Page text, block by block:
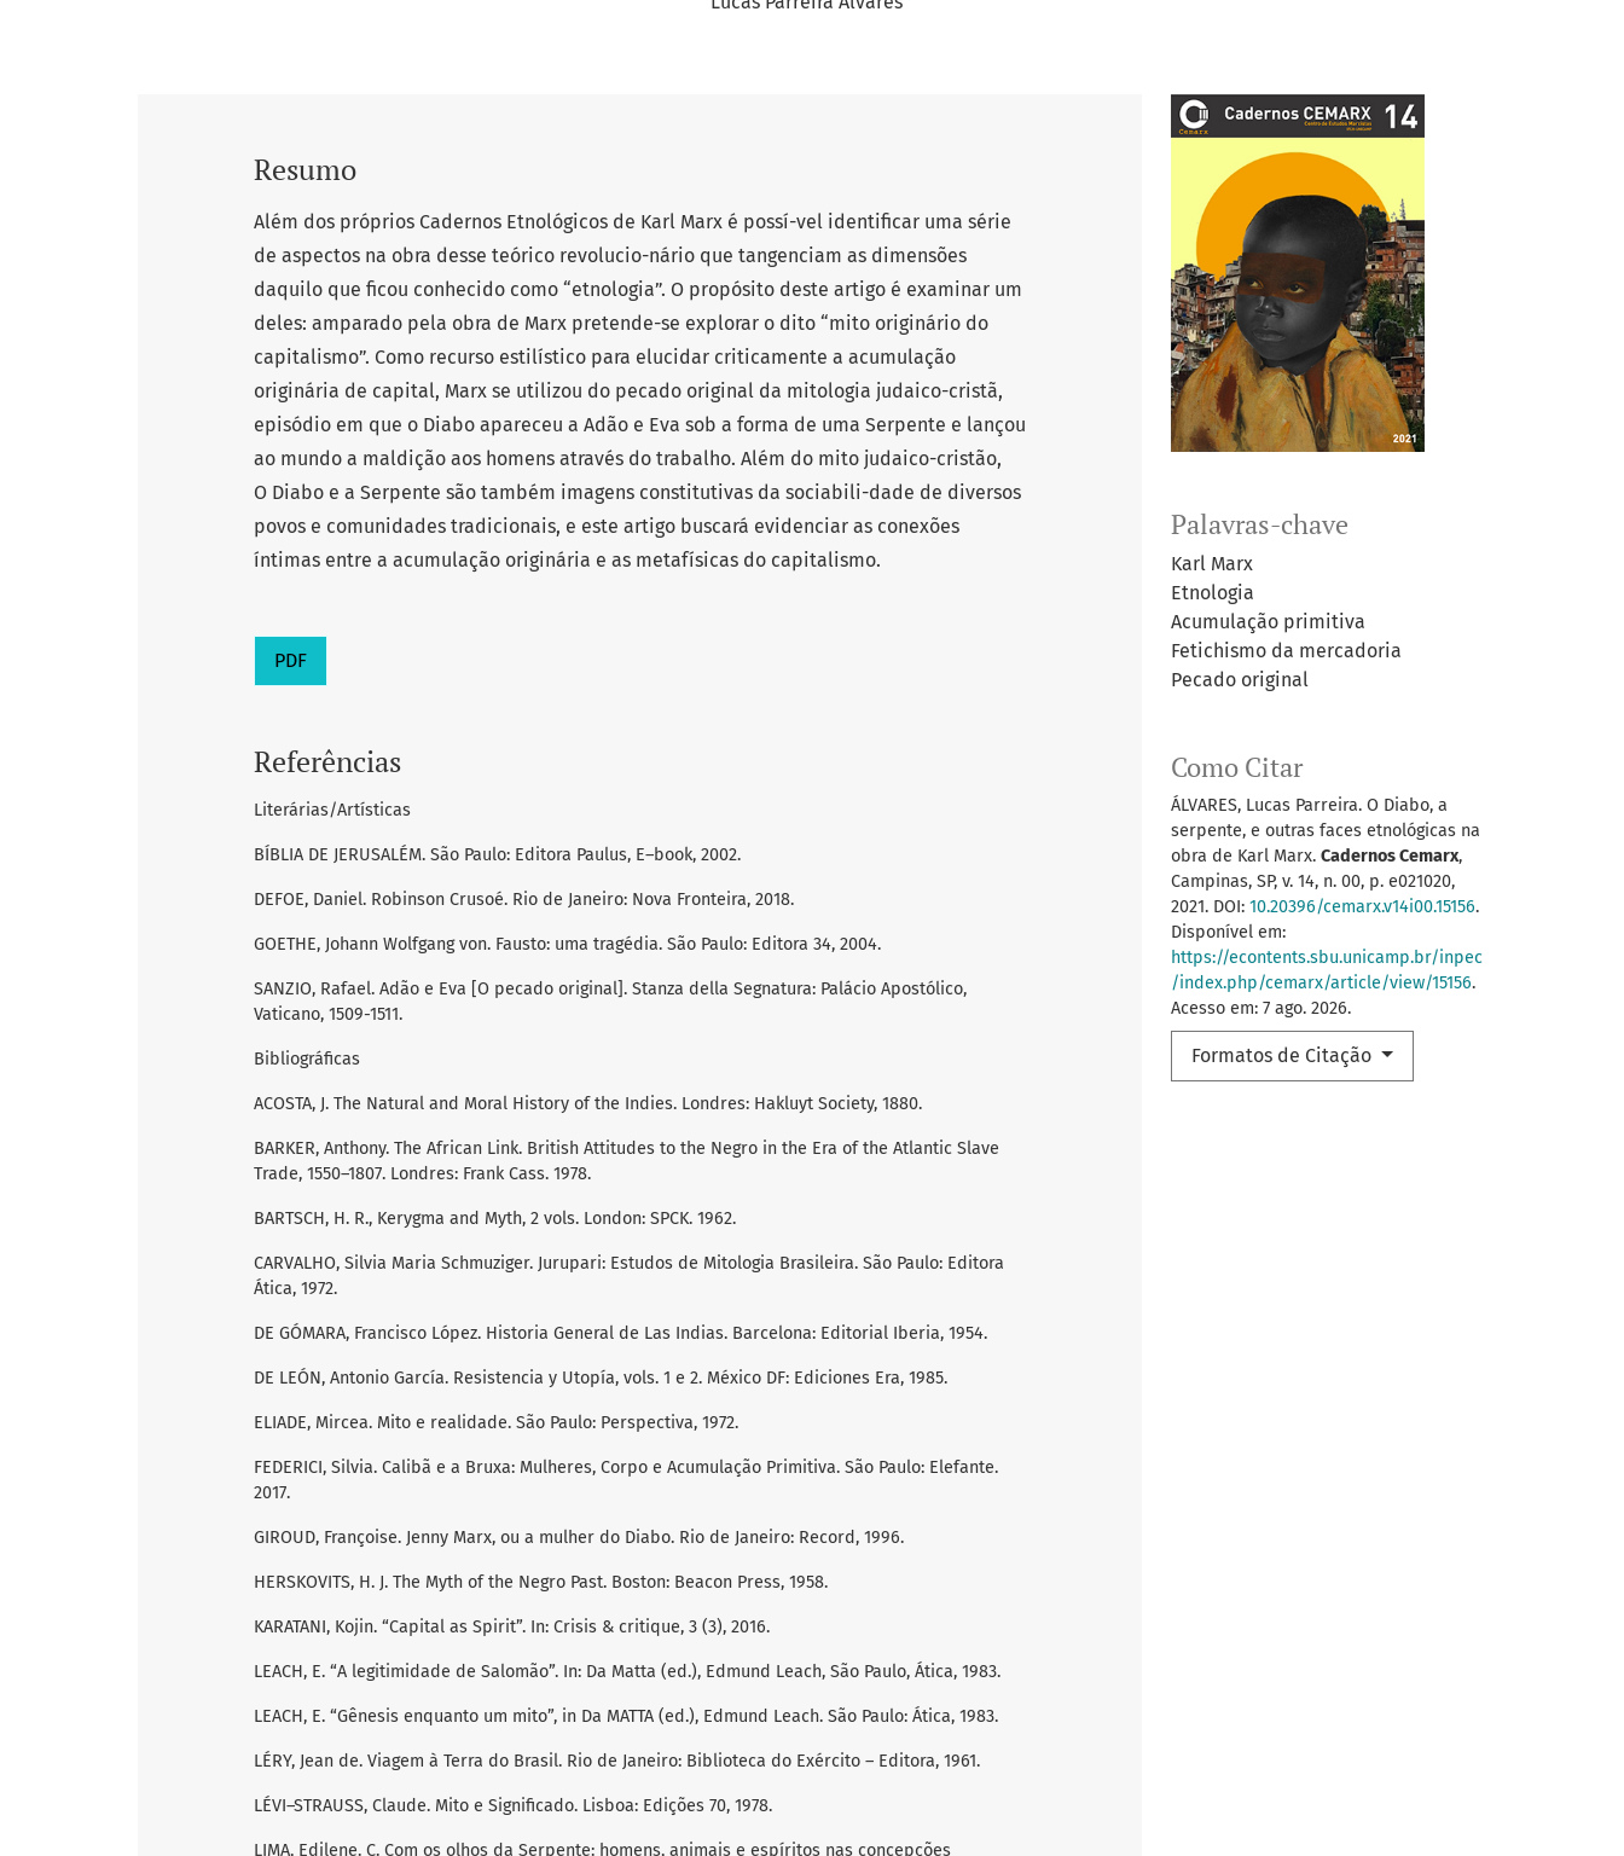
Palavras-chave
Karl Marx
Etnologia
Acumulação primitiva
Fetichismo da mercadoria
Pecado original
Como Citar
ÁLVARES, Lucas Parreira. O Diabo, a
serpente, e outras faces etnológicas na
obra de Karl Marx. Cadernos Cemarx,
Campinas, SP, v. 14, n. 00, p. e021020,
2021. DOI: 10.20396/cemarx.v14i00.15156.
Disponível em:
https://econtents.sbu.unicamp.br/inpec
/index.php/cemarx/article/view/15156.
Acesso em: 7 ago. 2026.
Formatos de Citação
Resumo
Além dos próprios Cadernos Etnológicos de Karl Marx é possí-vel identificar uma série
de aspectos na obra desse teórico revolucio-nário que tangenciam as dimensões
daquilo que ficou conhecido como “etnologia”. O propósito deste artigo é examinar um
deles: amparado pela obra de Marx pretende-se explorar o dito “mito originário do
capitalismo”. Como recurso estilístico para elucidar criticamente a acumulação
originária de capital, Marx se utilizou do pecado original da mitologia judaico-cristã,
episódio em que o Diabo apareceu a Adão e Eva sob a forma de uma Serpente e lançou
ao mundo a maldição aos homens através do trabalho. Além do mito judaico-cristão,
O Diabo e a Serpente são também imagens constitutivas da sociabili-dade de diversos
povos e comunidades tradicionais, e este artigo buscará evidenciar as conexões
íntimas entre a acumulação originária e as metafísicas do capitalismo.
PDF
Referências
Literárias/Artísticas
BÍBLIA DE JERUSALÉM. São Paulo: Editora Paulus, E–book, 2002.
DEFOE, Daniel. Robinson Crusoé. Rio de Janeiro: Nova Fronteira, 2018.
GOETHE, Johann Wolfgang von. Fausto: uma tragédia. São Paulo: Editora 34, 2004.
SANZIO, Rafael. Adão e Eva [O pecado original]. Stanza della Segnatura: Palácio Apostólico,
Vaticano, 1509-1511.
Bibliográficas
ACOSTA, J. The Natural and Moral History of the Indies. Londres: Hakluyt Society, 1880.
BARKER, Anthony. The African Link. British Attitudes to the Negro in the Era of the Atlantic Slave
Trade, 1550–1807. Londres: Frank Cass. 1978.
BARTSCH, H. R., Kerygma and Myth, 2 vols. London: SPCK. 1962.
CARVALHO, Silvia Maria Schmuziger. Jurupari: Estudos de Mitologia Brasileira. São Paulo: Editora
Ática, 1972.
DE GÓMARA, Francisco López. Historia General de Las Indias. Barcelona: Editorial Iberia, 1954.
DE LEÓN, Antonio García. Resistencia y Utopía, vols. 1 e 2. México DF: Ediciones Era, 1985.
ELIADE, Mircea. Mito e realidade. São Paulo: Perspectiva, 1972.
FEDERICI, Silvia. Calibã e a Bruxa: Mulheres, Corpo e Acumulação Primitiva. São Paulo: Elefante.
2017.
GIROUD, Françoise. Jenny Marx, ou a mulher do Diabo. Rio de Janeiro: Record, 1996.
HERSKOVITS, H. J. The Myth of the Negro Past. Boston: Beacon Press, 1958.
KARATANI, Kojin. “Capital as Spirit”. In: Crisis & critique, 3 (3), 2016.
LEACH, E. “A legitimidade de Salomão”. In: Da Matta (ed.), Edmund Leach, São Paulo, Ática, 1983.
LEACH, E. “Gênesis enquanto um mito”, in Da MATTA (ed.), Edmund Leach. São Paulo: Ática, 1983.
LÉRY, Jean de. Viagem à Terra do Brasil. Rio de Janeiro: Biblioteca do Exército – Editora, 1961.
LÉVI–STRAUSS, Claude. Mito e Significado. Lisboa: Edições 70, 1978.
LIMA, Edilene. C. Com os olhos da Serpente: homens, animais e espíritos nas concepções